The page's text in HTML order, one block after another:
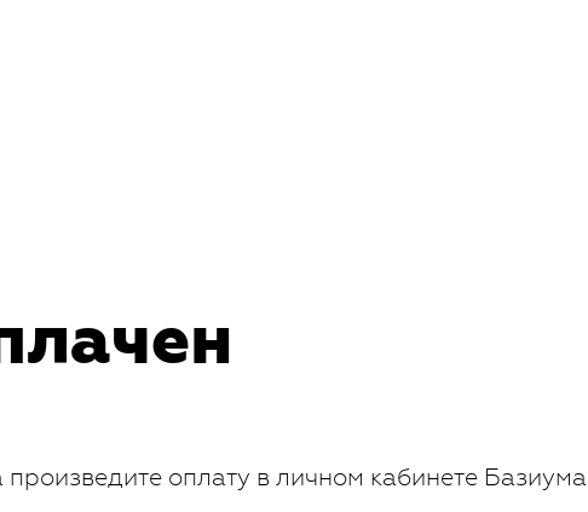
оплату в личном кабинете Базиума